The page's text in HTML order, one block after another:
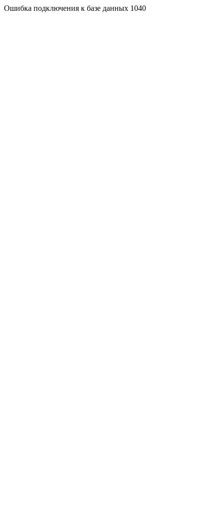
Ошибка подключения к базе данных 1040